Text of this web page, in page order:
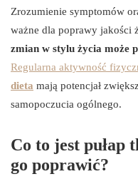
Zrozumienie symptomów
ważne dla poprawy jakości
zmian w stylu życia może
Regularna aktywność
dieta mają potencjał
samopoczucia ogólnego.
Co to jest pułap
go poprawić?